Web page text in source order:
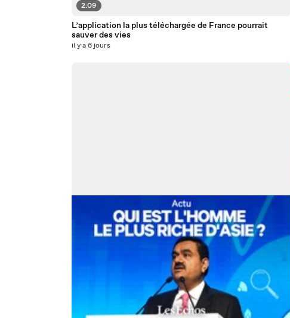
2:09
L’application la plus téléchargée de France pourrait
sauver des vies
il y a 6 jours